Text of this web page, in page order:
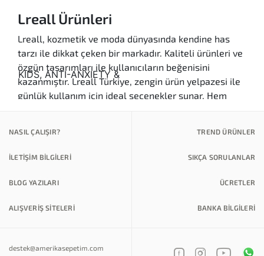
Lreall Ürünleri
Lreall, kozmetik ve moda dünyasında kendine has
tarzı ile dikkat çeken bir markadır. Kaliteli ürünleri ve
özgün tasarımları ile kullanıcıların beğenisini
kazanmıştır. Lreall Türkiye, zengin ürün yelpazesi ile
günlük kullanım için ideal seçenekler sunar. Hem
dolabınıza renk katacaktır. Lreall Amerika'dan gelen
ürünler, güvenilirliği ve kalitesi ile öne çıkmaktadır ve
Ürün Kategorileri
Kaliteli Ürünler:
Lreall, yüksek kaliteli
formüllerle, hem sağlıklı hem de etkili
NASIL ÇALIŞIR? TREND ÜRÜNLER
İLETİŞİM BİLGİLERİ SIKÇA SORULANLAR
BLOG YAZILARI ÜCRETLER
ALIŞVERİŞ SİTELERİ BANKA BILGILERI
destek@amerikasepetim.com